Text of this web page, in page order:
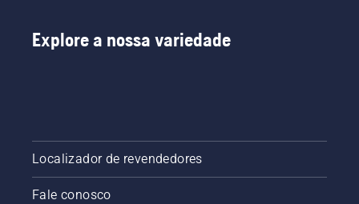
Explore a nossa variedade
Localizador de revendedores
Fale conosco